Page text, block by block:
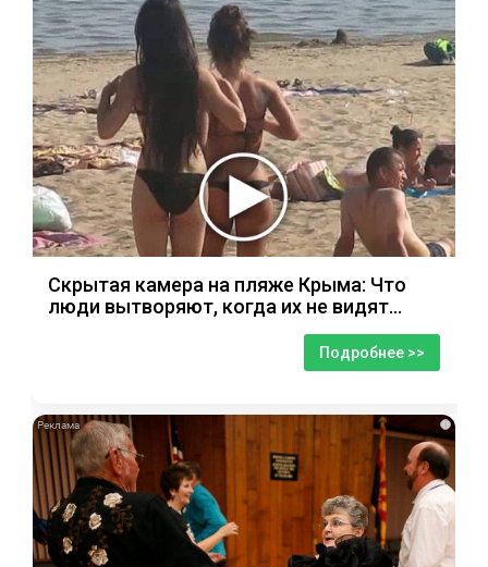
Скрытая камера на пляже Крыма: Что
люди вытворяют, когда их не видят...
Подробнее >>
i